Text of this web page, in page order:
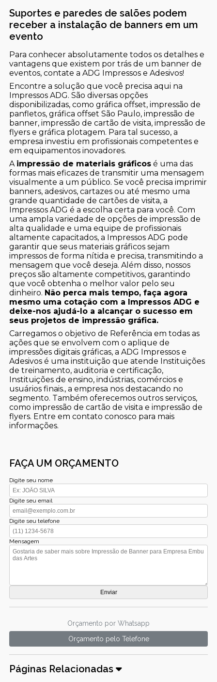
Suportes e paredes de salões podem
receber a instalação de banners em um
evento
Para conhecer absolutamente todos os detalhes e
vantagens que existem por trás de um banner de
eventos, contate a ADG Impressos e Adesivos!
Encontre a solução que você precisa aqui na
Impressos ADG. São diversas opções
disponibilizadas, como gráfica offset, impressão de
panfletos, gráfica offset São Paulo, impressão de
banner, impressão de cartão de visita, impressão de
flyers e gráfica plotagem. Para tal sucesso, a
empresa investiu em profissionais competentes e
em equipamentos inovadores.
A impressão de materiais gráficos é uma das
formas mais eficazes de transmitir uma mensagem
visualmente a um público. Se você precisa imprimir
banners, adesivos, cartazes ou até mesmo uma
grande quantidade de cartões de visita, a
Impressos ADG é a escolha certa para você. Com
uma ampla variedade de opções de impressão de
alta qualidade e uma equipe de profissionais
altamente capacitados, a Impressos ADG pode
garantir que seus materiais gráficos sejam
impressos de forma nítida e precisa, transmitindo a
mensagem que você deseja. Além disso, nossos
preços são altamente competitivos, garantindo
que você obtenha o melhor valor pelo seu
dinheiro. Não perca mais tempo, faça agora
mesmo uma cotação com a Impressos ADG e
deixe-nos ajudá-lo a alcançar o sucesso em
seus projetos de impressão gráfica.
Carregamos o objetivo de Referência em todas as
ações que se envolvem com o aplique de
impressões digitais gráficas, a ADG Impressos e
Adesivos é uma instituição que atende Instituições
de treinamento, auditoria e certificação,
Instituições de ensino, indústrias, comércios e
usuários finais., a empresa nos destacando no
segmento. Também oferecemos outros serviços,
como impressão de cartão de visita e impressão de
flyers. Entre em contato conosco para mais
informações.
FAÇA UM ORÇAMENTO
Digite seu nome
Digite seu email
Digite seu telefone
Mensagem
Orçamento por Whatsapp
Orçamento pelo Telefone
Páginas Relacionadas